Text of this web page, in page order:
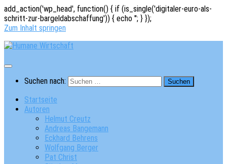
add_action('wp_head', function() { if (is_single('digitaler-euro-als-
schritt-zur-bargeldabschaffung')) { echo ''; } });
Zum Inhalt springen
Suchen nach:
Startseite
Autoren
Helmut Creutz
Andreas Bangemann
Eckhard Behrens
Wolfgang Berger
Pat Christ